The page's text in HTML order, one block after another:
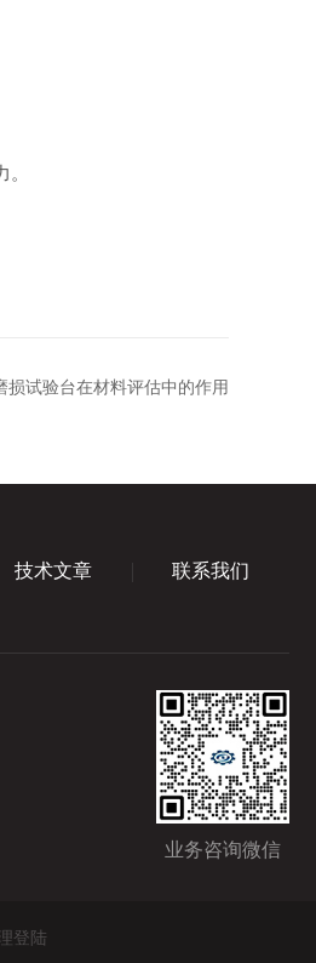
损试验台在材料评估中的作用
技术文章 联系我们
业务咨询微信
登陆